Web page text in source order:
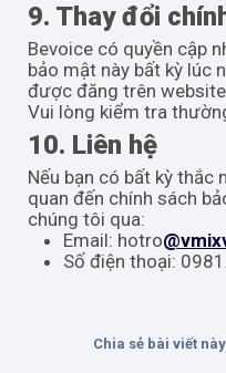
9. Thay đổi
Bevoice có quyền cập
bảo mật này bất kỳ lúc
được đăng trên
Vui lòng kiểm tra
10. Liên hệ
Nếu bạn có bất kỳ thắc
quan đến chính sách
chúng tôi qua:
Email: hotro
Số điện thoại:
Chia sẻ bài viết